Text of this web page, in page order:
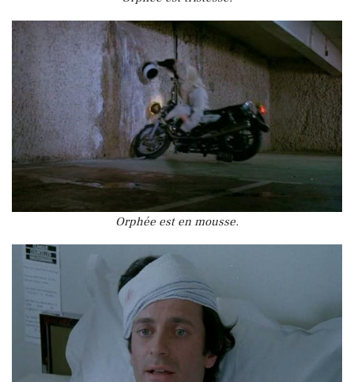
Orphée est en mousse.